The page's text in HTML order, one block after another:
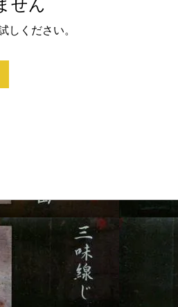
せん
しください。